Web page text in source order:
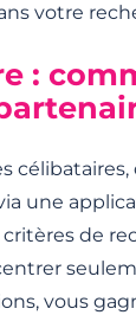
votre
:
une
de
vous